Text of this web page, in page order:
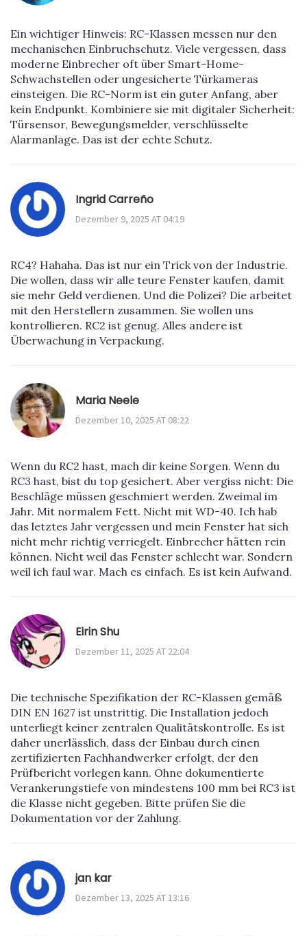
Ein wichtiger Hinweis: RC-Klassen messen nur den
mechanischen Einbruchschutz. Viele vergessen, dass
moderne Einbrecher oft über Smart-Home-
Schwachstellen oder ungesicherte Türkameras
einsteigen. Die RC-Norm ist ein guter Anfang, aber
kein Endpunkt. Kombiniere sie mit digitaler Sicherheit:
Türsensor, Bewegungsmelder, verschlüsselte
Alarmanlage. Das ist der echte Schutz.
Ingrid Carreño
Dezember 9, 2025 AT 04:19
RC4? Hahaha. Das ist nur ein Trick von der Industrie.
Die wollen, dass wir alle teure Fenster kaufen, damit
sie mehr Geld verdienen. Und die Polizei? Die arbeitet
mit den Herstellern zusammen. Sie wollen uns
kontrollieren. RC2 ist genug. Alles andere ist
Überwachung in Verpackung.
Maria Neele
Dezember 10, 2025 AT 08:22
Wenn du RC2 hast, mach dir keine Sorgen. Wenn du
RC3 hast, bist du top gesichert. Aber vergiss nicht: Die
Beschläge müssen geschmiert werden. Zweimal im
Jahr. Mit normalem Fett. Nicht mit WD-40. Ich hab
das letztes Jahr vergessen und mein Fenster hat sich
nicht mehr richtig verriegelt. Einbrecher hätten rein
können. Nicht weil das Fenster schlecht war. Sondern
weil ich faul war. Mach es einfach. Es ist kein Aufwand.
Eirin Shu
Dezember 11, 2025 AT 22:04
Die technische Spezifikation der RC-Klassen gemäß
DIN EN 1627 ist unstrittig. Die Installation jedoch
unterliegt keiner zentralen Qualitätskontrolle. Es ist
daher unerlässlich, dass der Einbau durch einen
zertifizierten Fachhandwerker erfolgt, der den
Prüfbericht vorlegen kann. Ohne dokumentierte
Verankerungstiefe von mindestens 100 mm bei RC3 ist
die Klasse nicht gegeben. Bitte prüfen Sie die
Dokumentation vor der Zahlung.
jan kar
Dezember 13, 2025 AT 13:16